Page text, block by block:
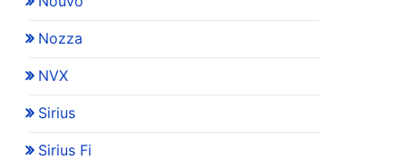
Nozza
NVX
Sirius
Sirius Fi